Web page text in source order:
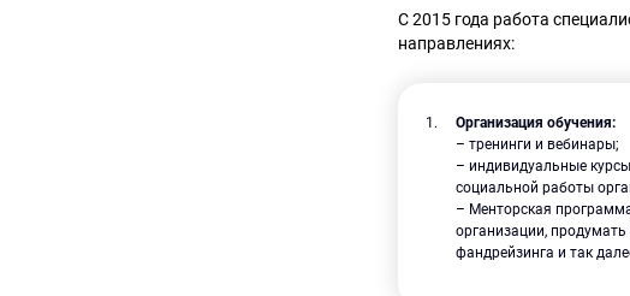
С 2015 года работа
направлениях:
Организация обучения:
– тренинги и вебинары;
– индивидуальные
социальной работы
– Менторская
организации,
фандрейзинга и так